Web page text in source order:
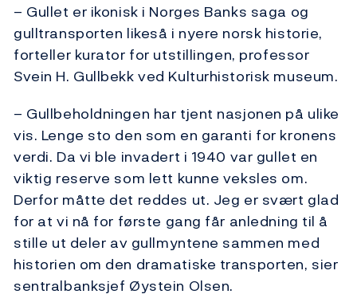
– Gullet er ikonisk i Norges Banks saga og
gulltransporten likeså i nyere norsk historie,
forteller kurator for utstillingen, professor
Svein H. Gullbekk ved Kulturhistorisk museum.
– Gullbeholdningen har tjent nasjonen på ulike
vis. Lenge sto den som en garanti for kronens
verdi. Da vi ble invadert i 1940 var gullet en
viktig reserve som lett kunne veksles om.
Derfor måtte det reddes ut. Jeg er svært glad
for at vi nå for første gang får anledning til å
stille ut deler av gullmyntene sammen med
historien om den dramatiske transporten, sier
sentralbanksjef Øystein Olsen.